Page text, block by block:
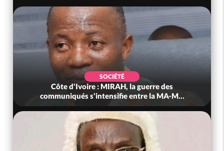
SOCIÉTÉ
Côte d'Ivoire : MIRAH, la guerre des
communiqués s'intensifie entre la MA-M...